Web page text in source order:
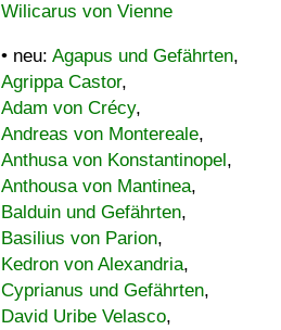
Wilicarus von Vienne
• neu: Agapus und Gefährten,
Agrippa Castor,
Adam von Crécy,
Andreas von Montereale,
Anthusa von Konstantinopel,
Anthousa von Mantinea,
Balduin und Gefährten,
Basilius von Parion,
Kedron von Alexandria,
Cyprianus und Gefährten,
David Uribe Velasco,